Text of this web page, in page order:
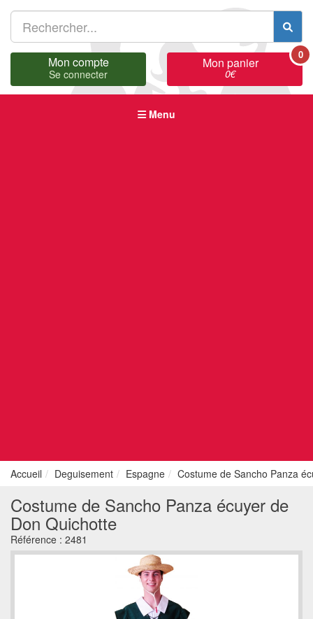
Mon compte
Se connecter
Mon panier
0€
0
Menu
Accueil Deguisement Espagne Costume de Sancho Panza
Costume de Sancho Panza écuyer de
Don Quichotte
Référence : 2481